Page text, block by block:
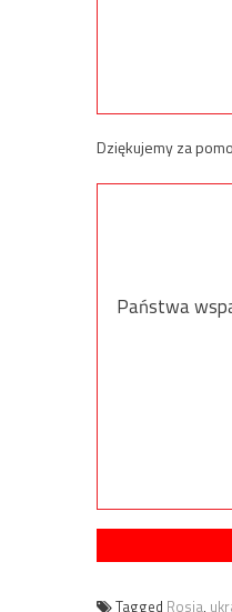
Dziękujemy za
Państwa
Tagged Rosja,